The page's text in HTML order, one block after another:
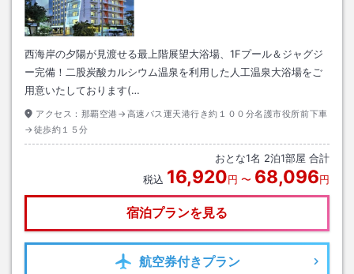
西海岸の夕陽が見渡せる最上階展望大浴場、1Fプール＆ジャグジ
ー完備！二股炭酸カルシウム温泉を利用した人工温泉大浴場をご
用意いたしております(…
アクセス： 那覇空港→高速バス運天港行き約１００分名護市役所前下車
→徒歩約１５分
おとな1名 2泊1部屋 合計
税込 16,920円 〜 68,096円
宿泊プランを見る
航空券付きプラン